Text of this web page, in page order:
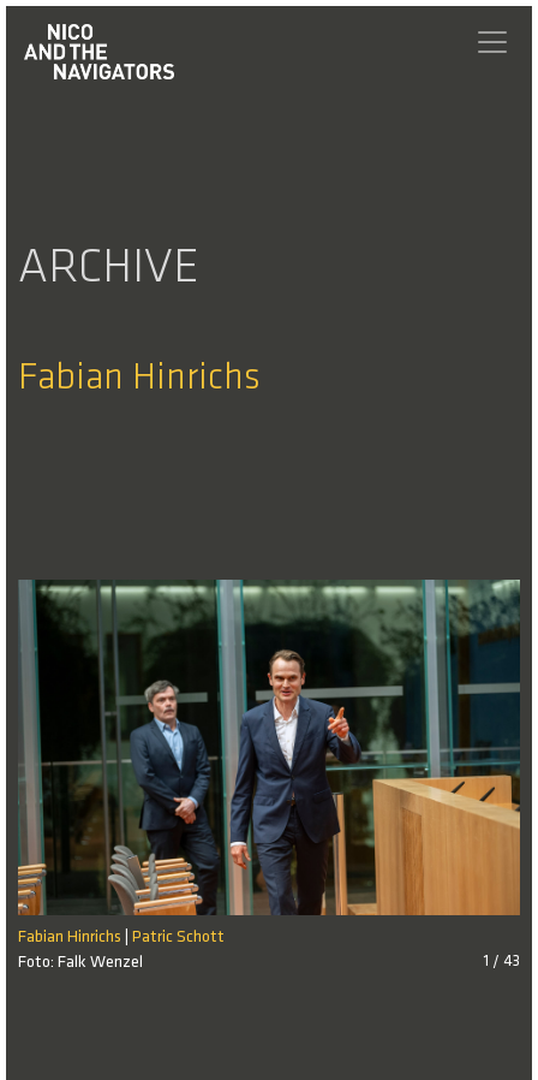
ARCHIVE
Fabian Hinrichs
Fabian Hinrichs
Patric Schott
Foto: Falk Wenzel
1 / 43